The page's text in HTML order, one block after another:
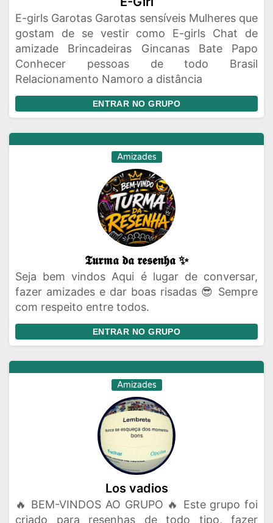
E-girls Garotas Garotas sensíveis Mulheres que
gostam de se vestir como E-girls Chat de
amizade Brincadeiras Gincanas Bate Papo
Conhecer pessoas de todo Brasil
Relacionamento Namoro a distância
ENTRAR NO GRUPO
Amizades
𝕿𝖚𝖗𝖒𝖆 𝖉𝖆 𝖗𝖊𝖘𝖊𝖓𝖍𝖆 ✨
Seja bem vindos Aqui é lugar de conversar,
fazer amizades e dar boas risadas 😎 Sempre
com respeito entre todos.
ENTRAR NO GRUPO
Amizades
Los vadios
🔥 BEM-VINDOS AO GRUPO 🔥 Este grupo foi
criado para resenhas de todo tipo, fazer